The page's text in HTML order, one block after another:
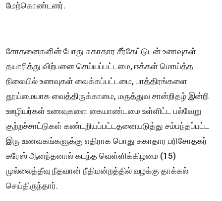
மேற்கொண்டனர்.
சோதனைகளின் போது சுகாதார சீர்கேட்டுடன் உணவுகள்
தயாரித்து விற்பனை செய்யப்பட்டமை, ஈக்கள் மொய்த்த
நிலையில் உணவுகள் வைக்கப்பட்டமை, பாத்திரங்களை
தூய்மையாக வைத்திருக்காமை, மருத்துவ சான்றிதழ் இன்றி
ஊழியர்கள் உணவுகளை கையாண்டமை உள்ளிட்ட பல்வேறு
குற்றச்சாட்டுகள் கண்டறியப்பட்டதனையடுத்து சம்பந்தப்பட்ட
இரு உணவகங்களுக்கு எதிராக பொது சுகாதார பரிசோதகர்
சுரேஸ் ஆனந்தனால் கடந்த வெள்ளிக்கிழமை (15)
முல்லைத்தீவு நீதவான் நீதிமன்றத்தில் வழக்கு தாக்கல்
செய்திருந்தார்.